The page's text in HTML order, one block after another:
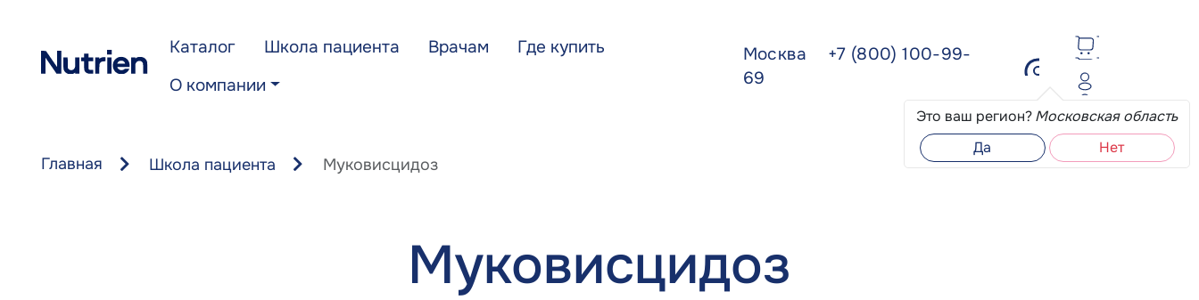
Каталог Школа пациента Врачам
Где купить
О компании
Москва
+7 (800) 100-99-
69
Это ваш регион?Московская область
Да
Нет
Главная Школа пациента Муковисцидоз
Муковисцидоз